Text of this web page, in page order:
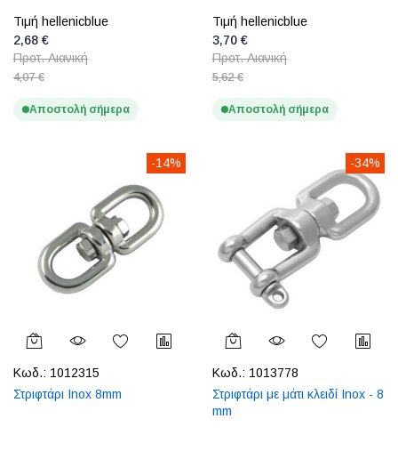
Τιμή hellenicblue
2,68 €
Προτ. Λιανική
4,07 €
Αποστολή σήμερα
Τιμή hellenicblue
3,70 €
Προτ. Λιανική
5,62 €
Αποστολή σήμερα
-14%
Κωδ.: 1012315
Στριφτάρι Inox 8mm
-34%
Κωδ.: 1013778
Στριφτάρι με μάτι κλειδί Inox - 8
mm